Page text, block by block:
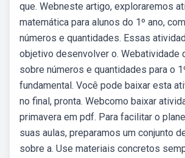
que. Webneste artigo, exploraremos
matemática para alunos do 1º ano,
números e quantidades. Essas
objetivo desenvolver o. Webatividade
sobre números e quantidades para o
fundamental. Você pode baixar esta
no final, pronta. Webcomo baixar
primavera em pdf. Para facilitar o
suas aulas, preparamos um conjunto
sobre a. Use materiais concretos